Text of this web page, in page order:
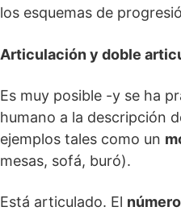
los esquemas de
Articulación y doble
Es muy posible -y se ha
humano a la descripción
ejemplos tales como un
mesas, sofá, buró).
Está articulado. El